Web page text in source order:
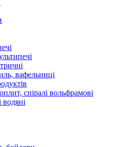
вафельниці
спіралі вольфрамові